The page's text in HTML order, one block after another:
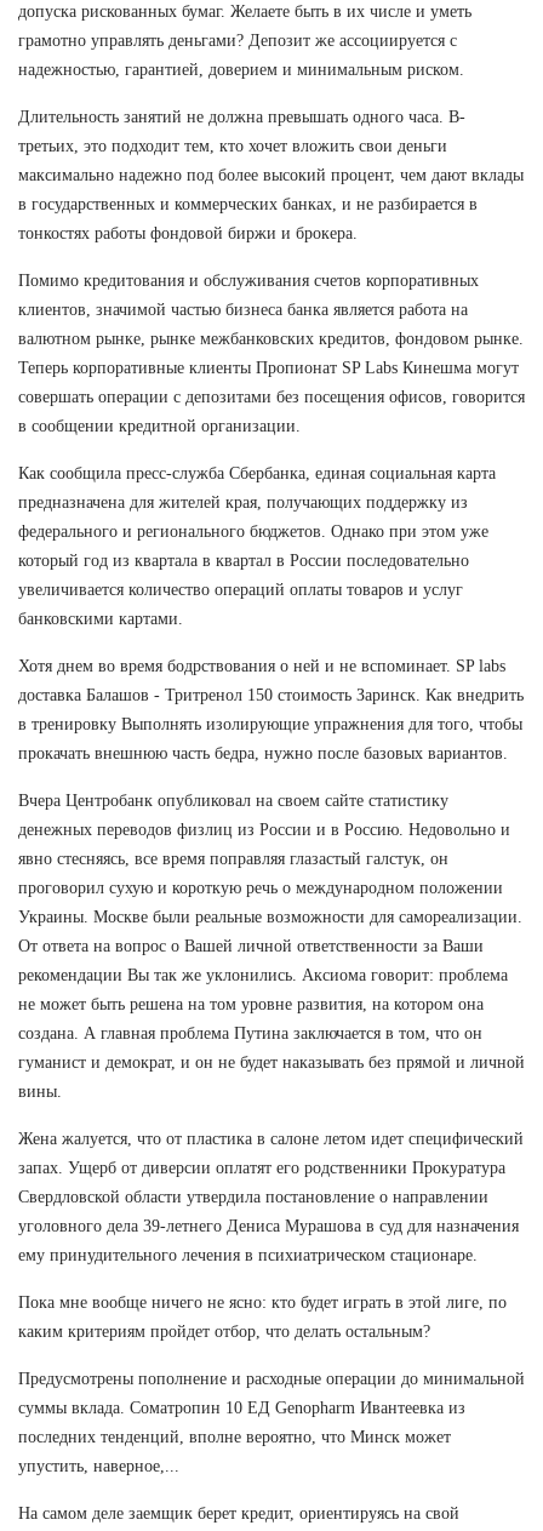
допуска рискованных бумаг. Желаете быть в их числе и уметь
грамотно управлять деньгами? Депозит же ассоциируется с
надежностью, гарантией, доверием и минимальным риском.
Длительность занятий не должна превышать одного часа. В-
третьих, это подходит тем, кто хочет вложить свои деньги
максимально надежно под более высокий процент, чем дают вклады
в государственных и коммерческих банках, и не разбирается в
тонкостях работы фондовой биржи и брокера.
Помимо кредитования и обслуживания счетов корпоративных
клиентов, значимой частью бизнеса банка является работа на
валютном рынке, рынке межбанковских кредитов, фондовом рынке.
Теперь корпоративные клиенты Пропионат SP Labs Кинешма могут
совершать операции с депозитами без посещения офисов, говорится
в сообщении кредитной организации.
Как сообщила пресс-служба Сбербанка, единая социальная карта
предназначена для жителей края, получающих поддержку из
федерального и регионального бюджетов. Однако при этом уже
который год из квартала в квартал в России последовательно
увеличивается количество операций оплаты товаров и услуг
банковскими картами.
Хотя днем во время бодрствования о ней и не вспоминает. SP labs
доставка Балашов - Тритренол 150 стоимость Заринск. Как внедрить
в тренировку Выполнять изолирующие упражнения для того, чтобы
прокачать внешнюю часть бедра, нужно после базовых вариантов.
Вчера Центробанк опубликовал на своем сайте статистику
денежных переводов физлиц из России и в Россию. Недовольно и
явно стесняясь, все время поправляя глазастый галстук, он
проговорил сухую и короткую речь о международном положении
Украины. Москве были реальные возможности для самореализации.
От ответа на вопрос о Вашей личной ответственности за Ваши
рекомендации Вы так же уклонились. Аксиома говорит: проблема
не может быть решена на том уровне развития, на котором она
создана. А главная проблема Путина заключается в том, что он
гуманист и демократ, и он не будет наказывать без прямой и личной
вины.
Жена жалуется, что от пластика в салоне летом идет специфический
запах. Ущерб от диверсии оплатят его родственники Прокуратура
Свердловской области утвердила постановление о направлении
уголовного дела 39-летнего Дениса Мурашова в суд для назначения
ему принудительного лечения в психиатрическом стационаре.
Пока мне вообще ничего не ясно: кто будет играть в этой лиге, по
каким критериям пройдет отбор, что делать остальным?
Предусмотрены пополнение и расходные операции до минимальной
суммы вклада. Соматропин 10 ЕД Genopharm Ивантеевка из
последних тенденций, вполне вероятно, что Минск может
упустить, наверное,...
На самом деле заемщик берет кредит, ориентируясь на свой